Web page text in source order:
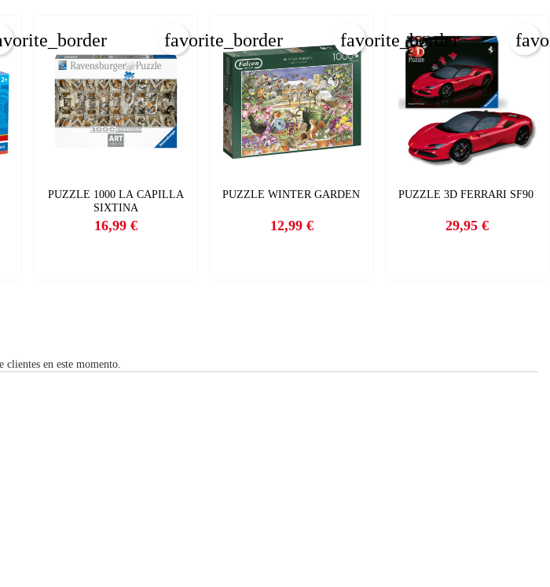
PUZZLE 1000 LA CAPILLA
SIXTINA
Precio
16,99 €
favorite_border
PUZZLE WINTER GARDEN
Precio
12,99 €
favorite_border
PUZZLE 3D FERRARI SF90
Precio
29,95 €
clientes en este momento.